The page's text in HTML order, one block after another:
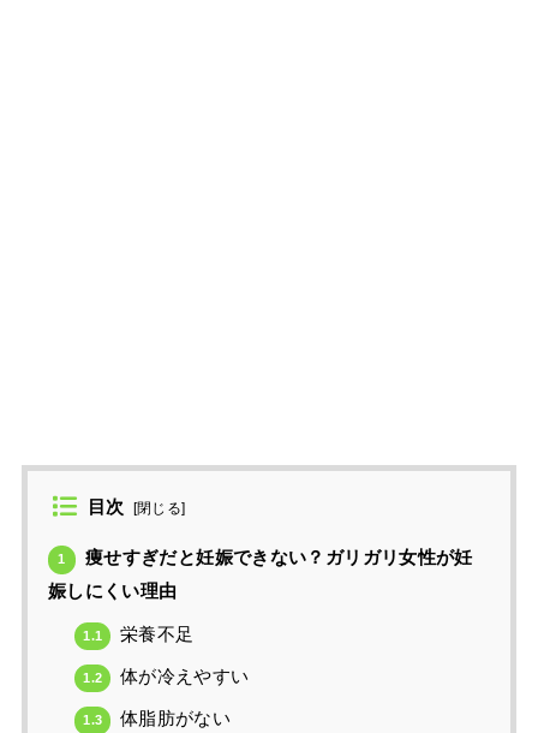
目次 [閉じる]
1
痩せすぎだと妊娠できない？ガリガリ女性が妊
娠しにくい理由
1.1 栄養不足
1.2 体が冷えやすい
1.3 体脂肪がない